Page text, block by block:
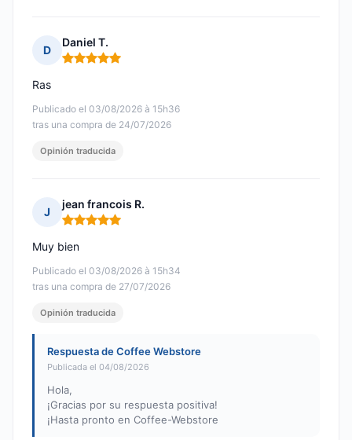
D
Daniel T.
Nota: 5 de 5
Publicado el 03/08/2026 à 15h36
tras una compra de 24/07/2026
Ras
Opinión traducida
J
jean francois R.
Nota: 5 de 5
Publicado el 03/08/2026 à 15h34
tras una compra de 27/07/2026
Muy bien
Opinión traducida
Respuesta de Coffee Webstore
Publicada el 04/08/2026
Hola,
¡Gracias por su respuesta positiva!
¡Hasta pronto en Coffee-Webstore